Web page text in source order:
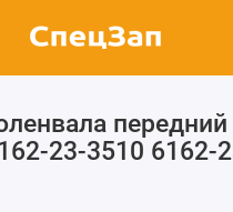
передний
23-3510 6162-